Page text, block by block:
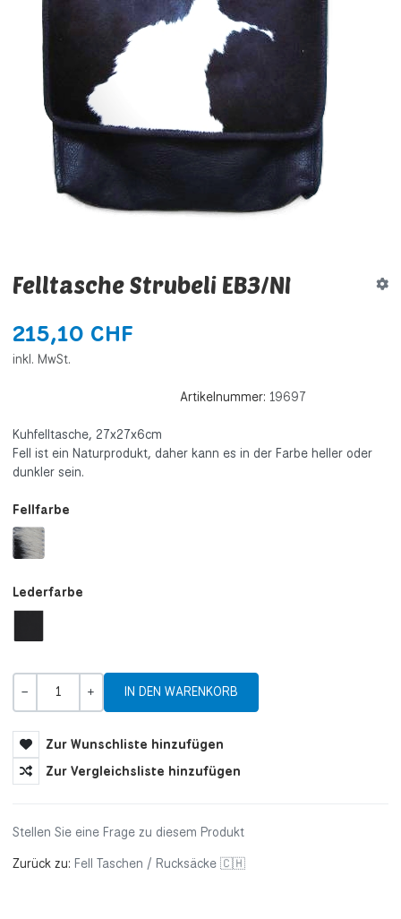
Felltasche Strubeli EB3/NI
215,10 CHF
inkl. MwSt.
Artikelnummer: 19697
Kuhfelltasche, 27x27x6cm
Fell ist ein Naturprodukt, daher kann es in der Farbe heller oder
dunkler sein.
Fellfarbe
Lederfarbe
Zur Wunschliste hinzufügen
Zur Vergleichsliste hinzufügen
Stellen Sie eine Frage zu diesem Produkt
Zurück zu: Fell Taschen / Rucksäcke 🇨🇭